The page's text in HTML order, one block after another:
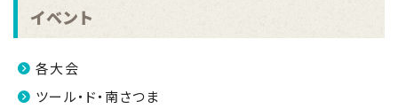
2024.11.18
九州一周駅伝メモリアル 2024南さつま市長杯鹿児島
県地区対抗長距離走大会の結果について
2024.11.12
イベント
各大会
ツール・ド・南さつま